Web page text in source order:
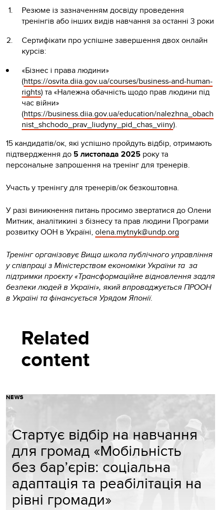
Резюме із зазначенням досвіду проведення
тренінгів або інших видів навчання за останні 3 роки
Сертифікати про успішне завершення двох онлайн
курсів:
«Бізнес і права людини»
(https://osvita.diia.gov.ua/courses/business-and-human-
rights) та «Належна обачність щодо прав людини під
час війни»
(https://business.diia.gov.ua/education/nalezhna_obach
nist_shchodo_prav_liudyny_pid_chas_viiny).
15 кандидатів/ок, які успішно пройдуть відбір, отримають
підтвердження до 5 листопада 2025 року та
персональне запрошення на тренінг для тренерів.
Участь у тренінгу для тренерів/ок безкоштовна.
У разі виникнення питань просимо звертатися до Олени
Митник, аналітикині з бізнесу та прав людини Програми
розвитку ООН в Україні, olena.mytnyk@undp.org
Тренінг організовує Вища школа публічного управління
у співпраці з Міністерством економіки України та за
підтримки проєкту «Трансформаційне відновлення задля
безпеки людей в Україні», який впроваджується ПРООН
в Україні та фінансується Урядом Японії.
Related
content
NEWS
Стартує відбір на навчання
для громад «Мобільність
без бар’єрів: соціальна
адаптація та реабілітація на
рівні громади»